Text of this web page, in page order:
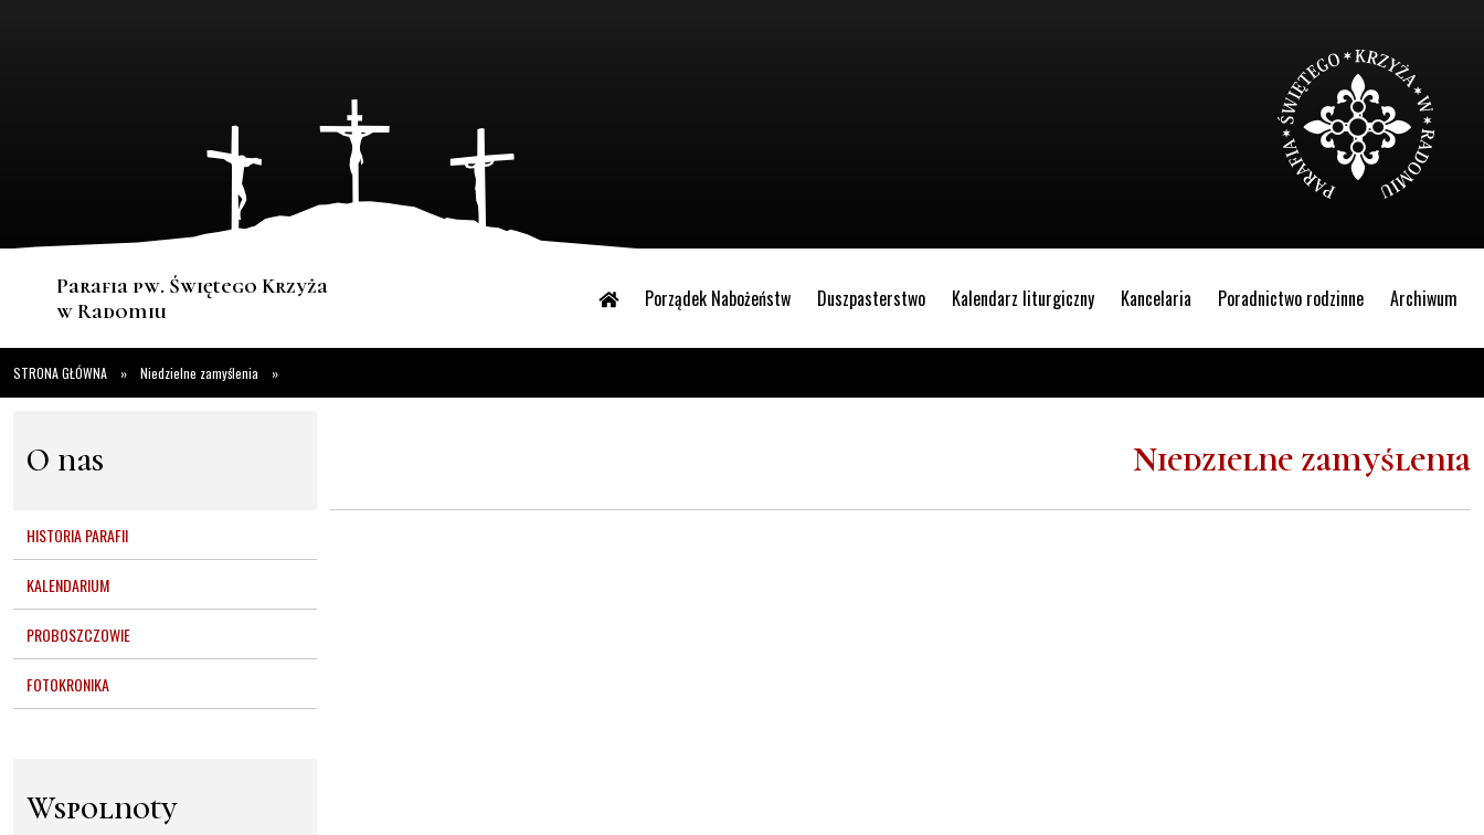
Parafia pw. Świętego Krzyża
w Radomiu
Porządek Nabożeństw Duszpasterstwo Kalendarz liturgiczny Kancelaria Poradnictwo rodzinne Archiwum
STRONA GŁÓWNA » Niedzielne zamyślenia »
O nas
HISTORIA PARAFII
KALENDARIUM
PROBOSZCZOWIE
FOTOKRONIKA
Wspolnoty
Niedzielne zamyślenia